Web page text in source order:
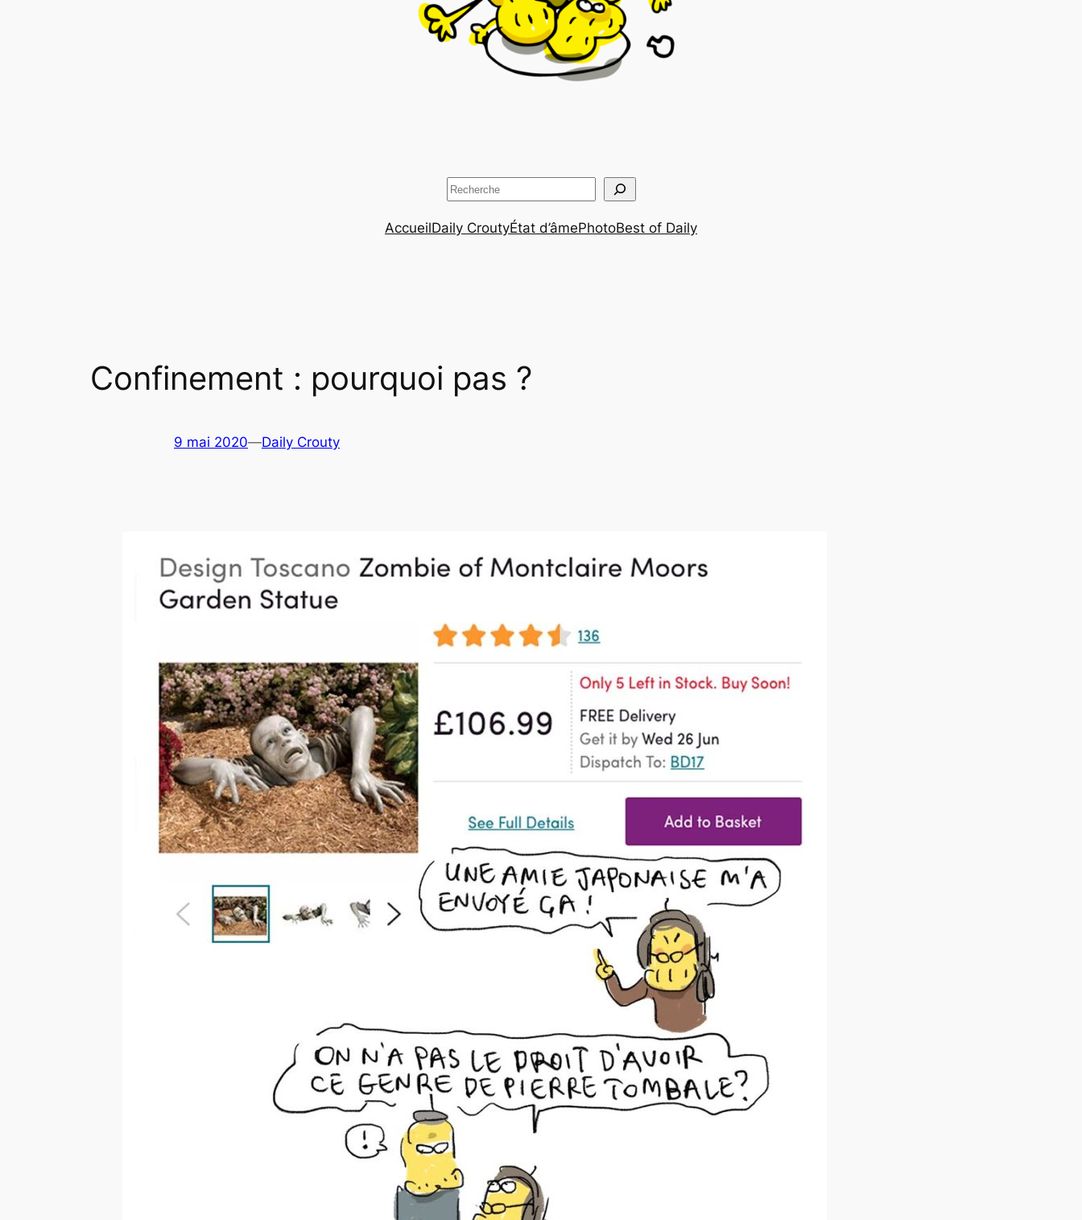
Rechercher
AccueilDaily CroutyÉtat d’âmePhotoBest of Daily
Confinement : pourquoi pas ?
9 mai 2020—Daily Crouty